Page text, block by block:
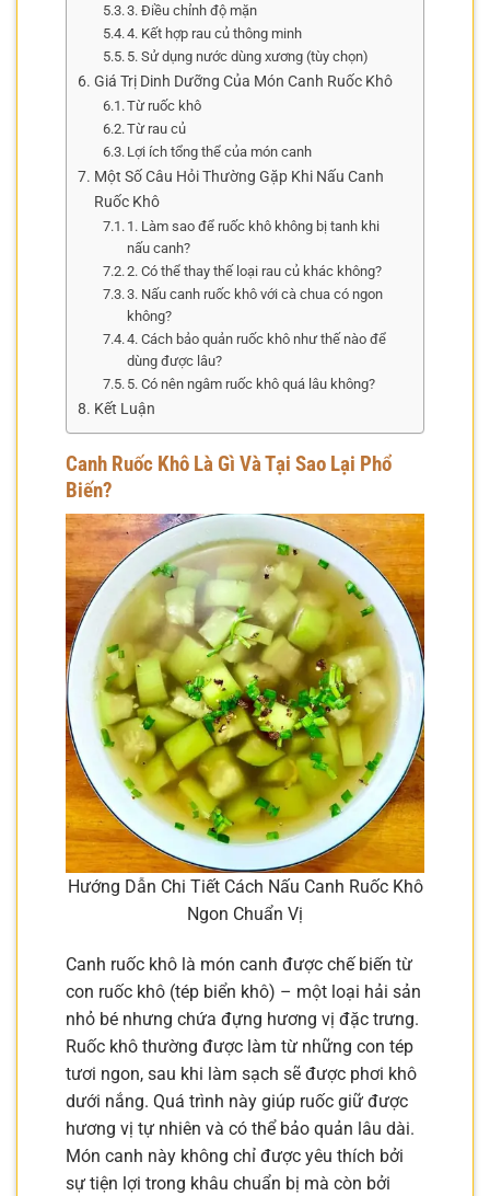
3. Điều chỉnh độ mặn
4. Kết hợp rau củ thông minh
5. Sử dụng nước dùng xương (tùy chọn)
Giá Trị Dinh Dưỡng Của Món Canh Ruốc Khô
Từ ruốc khô
Từ rau củ
Lợi ích tổng thể của món canh
Một Số Câu Hỏi Thường Gặp Khi Nấu Canh
Ruốc Khô
1. Làm sao để ruốc khô không bị tanh khi
nấu canh?
2. Có thể thay thế loại rau củ khác không?
3. Nấu canh ruốc khô với cà chua có ngon
không?
4. Cách bảo quản ruốc khô như thế nào để
dùng được lâu?
5. Có nên ngâm ruốc khô quá lâu không?
Kết Luận
Canh Ruốc Khô Là Gì Và Tại Sao Lại Phổ
Biến?
Hướng Dẫn Chi Tiết Cách Nấu Canh Ruốc Khô
Ngon Chuẩn Vị
Canh ruốc khô là món canh được chế biến từ
con ruốc khô (tép biển khô) – một loại hải sản
nhỏ bé nhưng chứa đựng hương vị đặc trưng.
Ruốc khô thường được làm từ những con tép
tươi ngon, sau khi làm sạch sẽ được phơi khô
dưới nắng. Quá trình này giúp ruốc giữ được
hương vị tự nhiên và có thể bảo quản lâu dài.
Món canh này không chỉ được yêu thích bởi
sự tiện lợi trong khâu chuẩn bị mà còn bởi